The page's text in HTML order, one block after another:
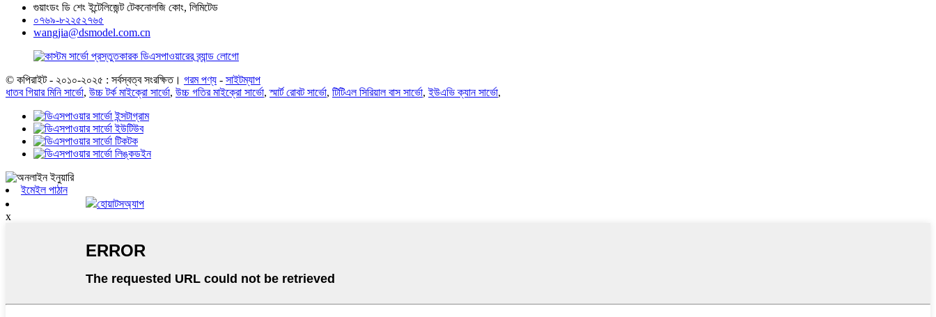
গুয়াংডং ডি শেং ইন্টেলিজেন্ট টেকনোলজি কোং, লিমিটেড
০৭৬৯-৮২২৫২৭৬৫
wangjia@dsmodel.com.cn
© কপিরাইট - ২০১০-২০২৫ : সর্বস্বত্ব সংরক্ষিত। গরম পণ্য - সাইটম্যাপ
ধাতব গিয়ার মিনি সার্ভো, উচ্চ টর্ক মাইক্রো সার্ভো, উচ্চ গতির মাইক্রো সার্ভো,স্মার্ট রোবট সার্ভো, টিটিএল সিরিয়াল বাস সার্ভো,ইউএভি ক্যান সার্ভো,
ইমেইল পাঠান
হোয়াটসঅ্যাপ
x